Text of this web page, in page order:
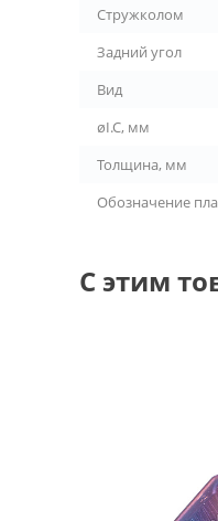
Стружколом
Задний угол
Вид
øI.C, мм
Толщина, мм
Обозначение
С этим